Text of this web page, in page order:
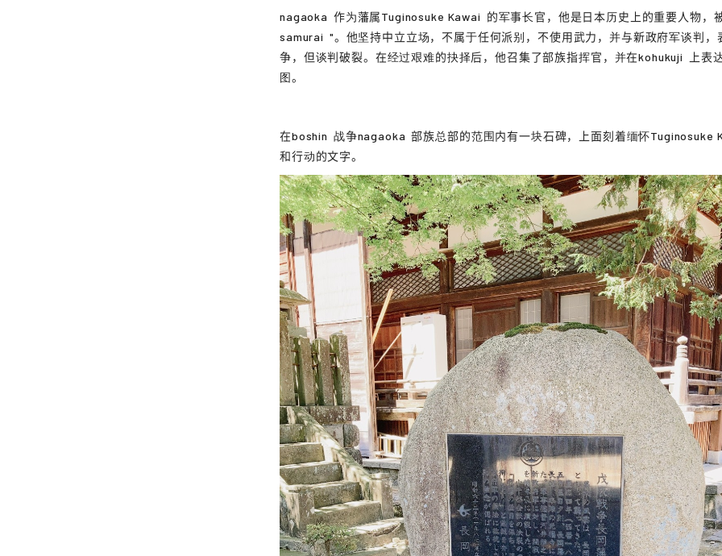
nagaoka 作为藩属Tuginosuke Kawai 的军事长官，他是日本历史上的重要人物，
samurai "。他坚持中立立场，不属于任何派别，不使用武力，并与新政府军谈判，
争，但谈判破裂。在经过艰难的抉择后，他召集了部族指挥官，并在kohukuji
上表
图。
在boshin 战争nagaoka 部族总部的范围内有一块石碑，上面刻着缅怀Tuginosuke
和行动的文字。